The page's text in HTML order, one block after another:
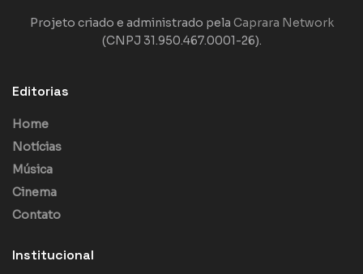
Projeto criado e administrado pela Caprara Network
(CNPJ 31.950.467.0001-26).
Editorias
Home
Notícias
Música
Cinema
Contato
Institucional